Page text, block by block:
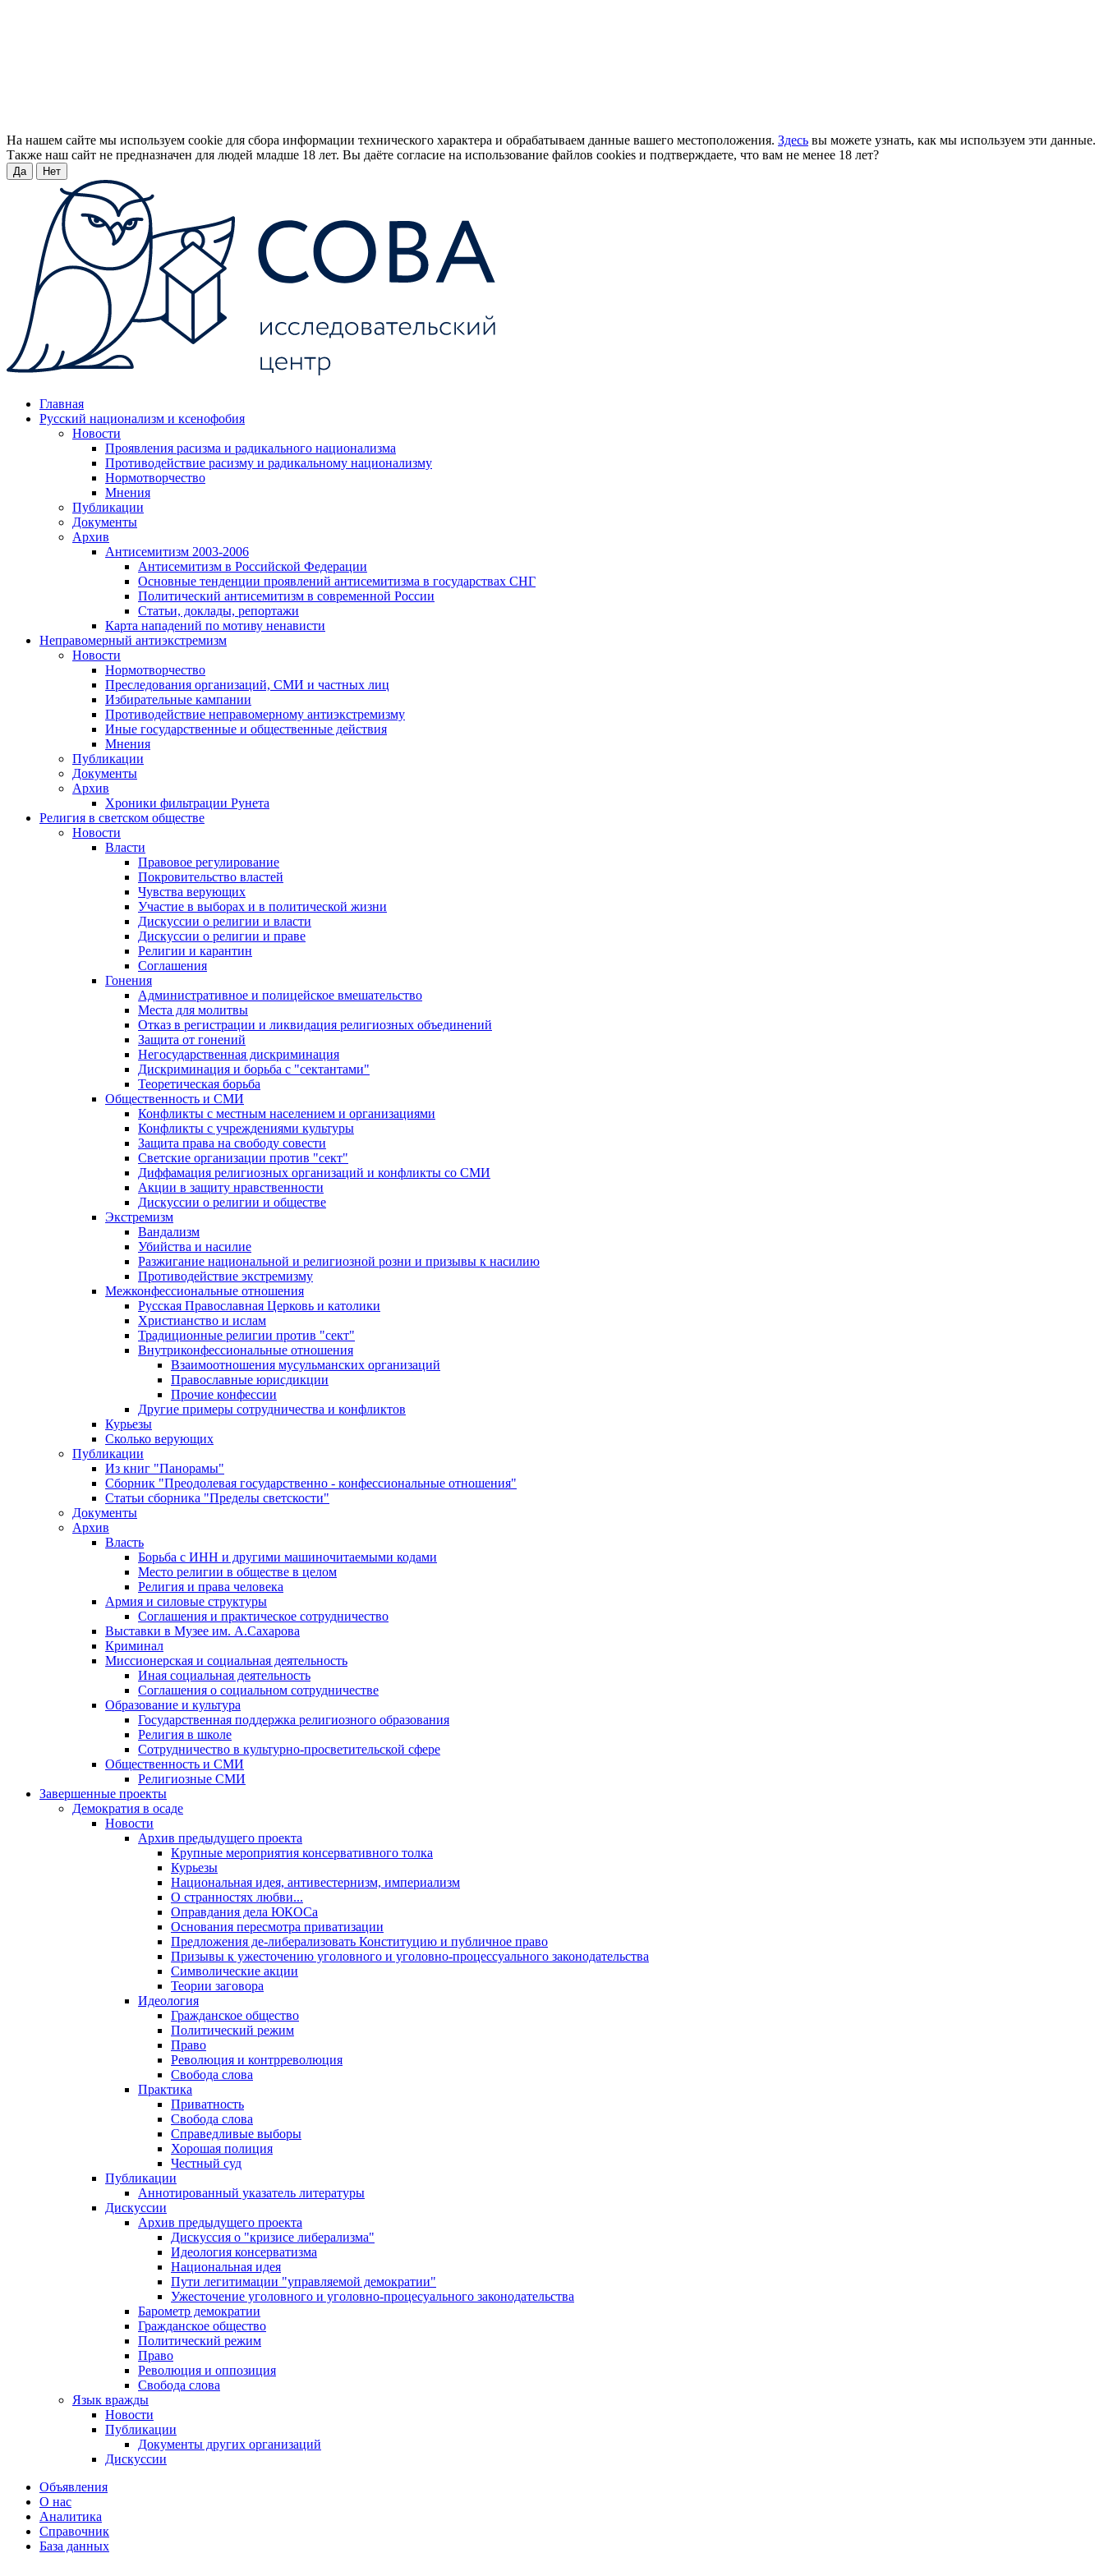
На нашем сайте мы используем cookie для сбора информации технического характера и обрабатываем данные вашего местоположения. Здесь вы можете узнать, как мы используем эти данные.
Также наш сайт не предназначен для людей младше 18 лет. Вы даёте согласие на использование файлов cookies и подтверждаете, что вам не менее 18 лет?
Да Нет
Главная
Русский национализм и ксенофобия
Новости
Проявления расизма и радикального национализма
Противодействие расизму и радикальному национализму
Нормотворчество
Мнения
Публикации
Документы
Архив
Антисемитизм 2003-2006
Антисемитизм в Российской Федерации
Основные тенденции проявлений антисемитизма в государствах СНГ
Политический антисемитизм в современной России
Статьи, доклады, репортажи
Карта нападений по мотиву ненависти
Неправомерный антиэкстремизм
Новости
Нормотворчество
Преследования организаций, СМИ и частных лиц
Избирательные кампании
Противодействие неправомерному антиэкстремизму
Иные государственные и общественные действия
Мнения
Публикации
Документы
Архив
Хроники фильтрации Рунета
Религия в светском обществе
Новости
Власти
Правовое регулирование
Покровительство властей
Чувства верующих
Участие в выборах и в политической жизни
Дискуссии о религии и власти
Дискуссии о религии и праве
Религии и карантин
Соглашения
Гонения
Административное и полицейское вмешательство
Места для молитвы
Отказ в регистрации и ликвидация религиозных объединений
Защита от гонений
Негосударственная дискриминация
Дискриминация и борьба с "сектантами"
Теоретическая борьба
Общественность и СМИ
Конфликты с местным населением и организациями
Конфликты с учреждениями культуры
Защита права на свободу совести
Светские организации против "сект"
Диффамация религиозных организаций и конфликты со СМИ
Акции в защиту нравственности
Дискуссии о религии и обществе
Экстремизм
Вандализм
Убийства и насилие
Разжигание национальной и религиозной розни и призывы к насилию
Противодействие экстремизму
Межконфессиональные отношения
Русская Православная Церковь и католики
Христианство и ислам
Традиционные религии против "сект"
Внутриконфессиональные отношения
Взаимоотношения мусульманских организаций
Православные юрисдикции
Прочие конфессии
Другие примеры сотрудничества и конфликтов
Курьезы
Сколько верующих
Публикации
Из книг "Панорамы"
Сборник "Преодолевая государственно - конфессиональные отношения"
Статьи сборника "Пределы светскости"
Документы
Архив
Власть
Борьба с ИНН и другими машиночитаемыми кодами
Место религии в обществе в целом
Религия и права человека
Армия и силовые структуры
Соглашения и практическое сотрудничество
Выставки в Музее им. А.Сахарова
Криминал
Миссионерская и социальная деятельность
Иная социальная деятельность
Соглашения о социальном сотрудничестве
Образование и культура
Государственная поддержка религиозного образования
Религия в школе
Сотрудничество в культурно-просветительской сфере
Общественность и СМИ
Религиозные СМИ
Завершенные проекты
Демократия в осаде
Новости
Архив предыдущего проекта
Крупные мероприятия консервативного толка
Курьезы
Национальная идея, антивестернизм, империализм
О странностях любви...
Оправдания дела ЮКОСа
Основания пересмотра приватизации
Предложения де-либерализовать Конституцию и публичное право
Призывы к ужесточению уголовного и уголовно-процессуального законодательства
Символические акции
Теории заговора
Идеология
Гражданское общество
Политический режим
Право
Революция и контрреволюция
Свобода слова
Практика
Приватность
Свобода слова
Справедливые выборы
Хорошая полиция
Честный суд
Публикации
Аннотированный указатель литературы
Дискуссии
Архив предыдущего проекта
Дискуссия о "кризисе либерализма"
Идеология консерватизма
Национальная идея
Пути легитимации "управляемой демократии"
Ужесточение уголовного и уголовно-процесуального законодательства
Барометр демократии
Гражданское общество
Политический режим
Право
Революция и оппозиция
Свобода слова
Язык вражды
Новости
Публикации
Документы других организаций
Дискуссии
Объявления
О нас
Аналитика
Справочник
База данных